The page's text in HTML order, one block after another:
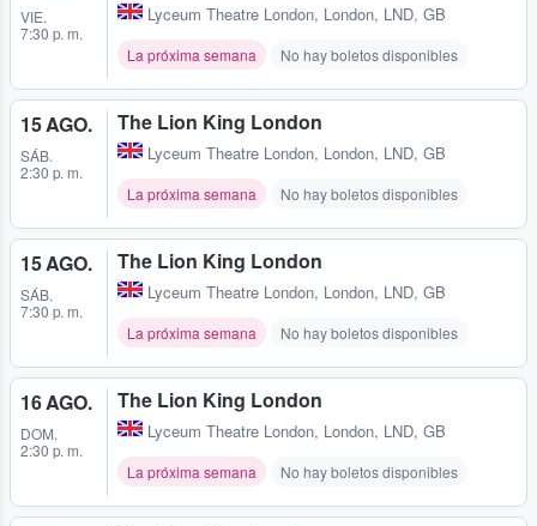
VIE.
7:30 p. m.
Lyceum Theatre London, London, LND, GB
La próxima semana No hay boletos disponibles
15 AGO.
SÁB.
2:30 p. m.
The Lion King London
Lyceum Theatre London, London, LND, GB
La próxima semana No hay boletos disponibles
15 AGO.
SÁB.
7:30 p. m.
The Lion King London
Lyceum Theatre London, London, LND, GB
La próxima semana No hay boletos disponibles
16 AGO.
DOM.
2:30 p. m.
The Lion King London
Lyceum Theatre London, London, LND, GB
La próxima semana No hay boletos disponibles